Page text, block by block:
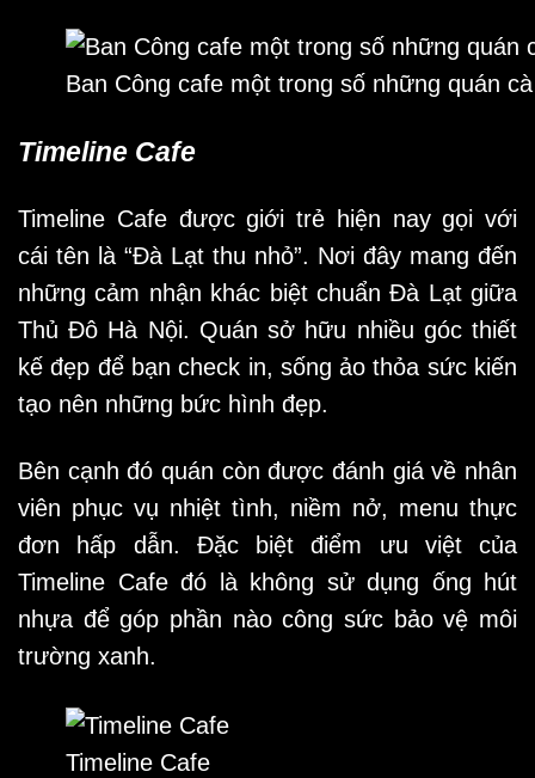
Ban Công cafe một trong số những quán
Timeline Cafe
Timeline Cafe được giới trẻ hiện nay gọi với
cái tên là “Đà Lạt thu nhỏ”. Nơi đây mang đến
những cảm nhận khác biệt chuẩn Đà Lạt giữa
Thủ Đô Hà Nội. Quán sở hữu nhiều góc thiết
kế đẹp để bạn check in, sống ảo thỏa sức kiến
tạo nên những bức hình đẹp.
Bên cạnh đó quán còn được đánh giá về nhân
viên phục vụ nhiệt tình, niềm nở, menu thực
đơn hấp dẫn. Đặc biệt điểm ưu việt của
Timeline Cafe đó là không sử dụng ống hút
nhựa để góp phần nào công sức bảo vệ môi
trường xanh.
Timeline Cafe